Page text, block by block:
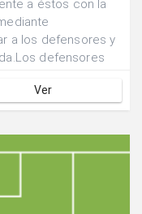
a éstos con la
a los defensores y
defensores
Ver